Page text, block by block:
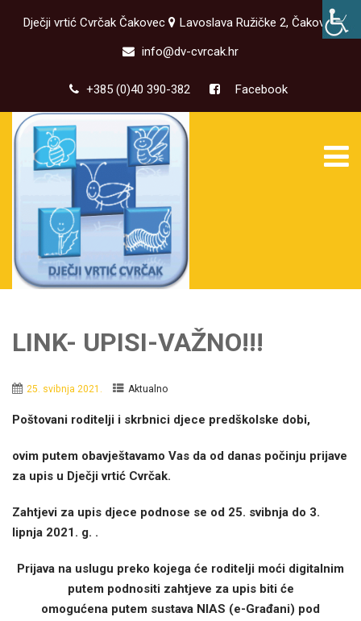
Dječji vrtić Cvrčak Čakovec
Lavoslava Ružičke 2, Čakovec
info@dv-cvrcak.hr
+385 (0)40 390-382 Facebook
LINK- UPISI-VAŽNO!!!
25. svibnja 2021. Aktualno
Poštovani roditelji i skrbnici djece predškolske dobi,
ovim putem obavještavamo Vas da od danas počinju prijave
za upis u Dječji vrtić Cvrčak.
Zahtjevi za upis djece podnose se od 25. svibnja do 3.
lipnja 2021. g. .
Prijava na uslugu preko kojega će roditelji moći digitalnim
putem podnositi zahtjeve za upis biti će
omogućena putem sustava NIAS (e-Građani) pod